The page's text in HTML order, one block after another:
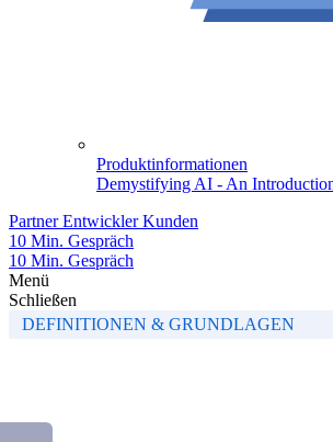
Produktinformationen
Demystifying AI - An
PartnerEntwicklerKunden
10 Min. Gespräch
10 Min. Gespräch
Menü
Schließen
DEFINITIONEN & GRUNDLAGEN